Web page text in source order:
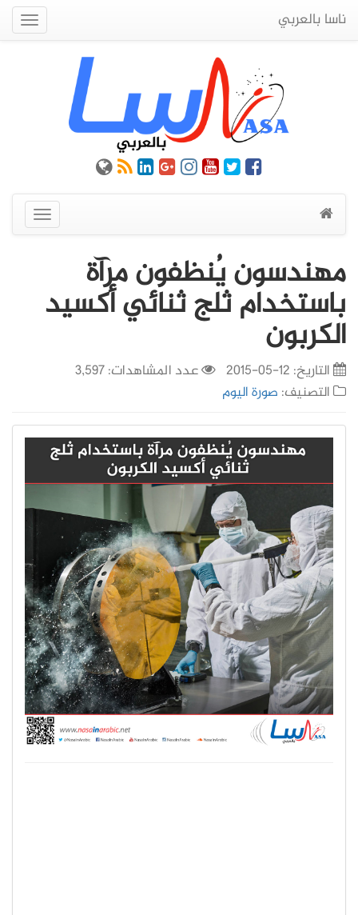
ناسا بالعربي
عرض
القائمة
مهندسون يُنظفون مرآة
باستخدام ثلج ثنائي أكسيد
الكربون
التاريخ: 12-05-2015
عدد المشاهدات: 3,597
التصنيف: صورة اليوم